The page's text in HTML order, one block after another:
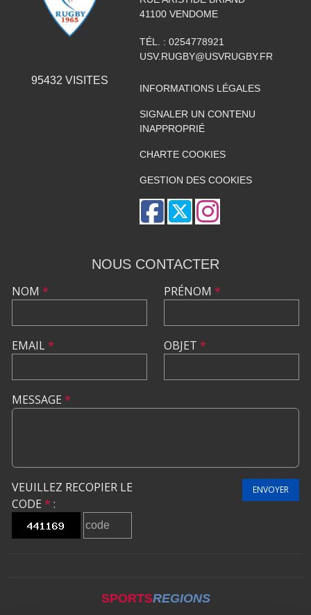
95432 VISITES
41100 VENDOME
TÉL. : 0254778921
USV.RUGBY@USVRUGBY.FR
INFORMATIONS LÉGALES
SIGNALER UN CONTENU
INAPPROPRIÉ
CHARTE COOKIES
GESTION DES COOKIES
NOUS CONTACTER
NOM *
EMAIL*
PRÉNOM *
OBJET *
MESSAGE *
VEUILLEZ RECOPIER LE
CODE * :
ENVOYER
SPORTSREGIONS